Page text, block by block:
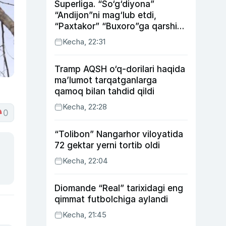
0
Superliga. “So‘g‘diyona”
“Andijon”ni mag‘lub etdi,
“Paxtakor” “Buxoro”ga qarshi
bahsda g‘alabani qo‘ldan
chiqardi
Kecha, 22:31
Tramp AQSH o‘q-dorilari haqida
ma’lumot tarqatganlarga
qamoq bilan tahdid qildi
Kecha, 22:28
“Tolibon” Nangarhor viloyatida
72 gektar yerni tortib oldi
Kecha, 22:04
Diomande “Real” tarixidagi eng
qimmat futbolchiga aylandi
Kecha, 21:45